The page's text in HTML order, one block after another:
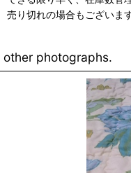
売り切れの場合もございま
other photographs.